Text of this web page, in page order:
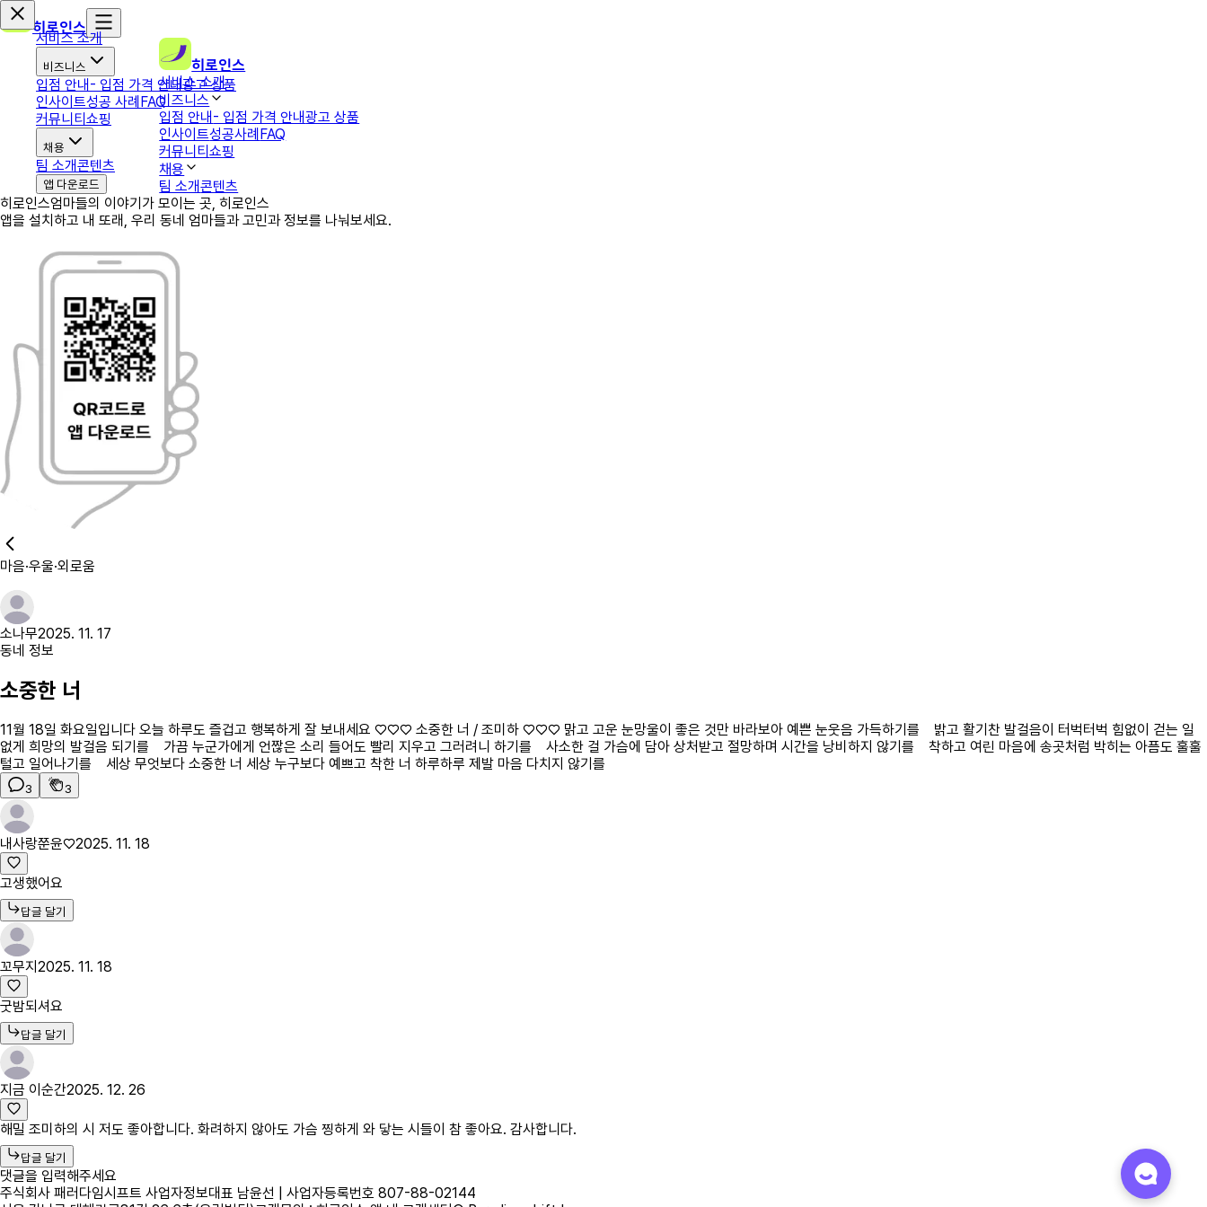
히로인스
히로인스
서비스 소개
비즈니스
입점 안내- 입점 가격 안내광고 상품
인사이트성공사례FAQ
커뮤니티쇼핑
채용
팀 소개콘텐츠
서비스 소개
비즈니스
입점 안내- 입점 가격 안내광고 상품
인사이트성공 사례FAQ
커뮤니티쇼핑
채용
팀 소개콘텐츠
앱 다운로드
히로인스엄마들의 이야기가 모이는 곳, 히로인스
앱을 설치하고 내 또래, 우리 동네 엄마들과 고민과 정보를 나눠보세요.
마음·우울·외로움
소나무2025. 11. 17
동네 정보
소중한 너
11월 18일 화요일입니다 오늘 하루도 즐겁고 행복하게 잘 보내세요 ♡♡♡ 소중한 너 / 조미하 ♡♡♡ 맑고 고운 눈망울이 좋은 것만 바라보아 예쁜 눈웃음 가득하기를 밝고 활기찬 발걸음이 터벅터벅 힘없이 걷는 일
없게 희망의 발걸음 되기를 가끔 누군가에게 언짢은 소리 들어도 빨리 지우고 그러려니 하기를 사소한 걸 가슴에 담아 상처받고 절망하며 시간을 낭비하지 않기를 착하고 여린 마음에 송곳처럼 박히는 아픔도 훌훌
털고 일어나기를 세상 무엇보다 소중한 너 세상 누구보다 예쁘고 착한 너 하루하루 제발 마음 다치지 않기를
3 3
내사랑쭌윤♡2025. 11. 18
고생했어요
답글 달기
꼬무지2025. 11. 18
굿밤되셔요
답글 달기
지금 이순간2025. 12. 26
해밀 조미하의 시 저도 좋아합니다. 화려하지 않아도 가슴 찡하게 와 닿는 시들이 참 좋아요. 감사합니다.
답글 달기
댓글을 입력해주세요
주식회사 패러다임시프트 사업자정보대표 남윤선 | 사업자등록번호 807-88-02144